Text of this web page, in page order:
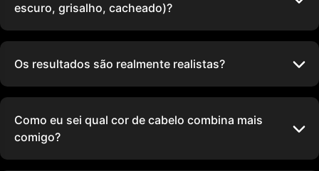
escuro, grisalho, cacheado)?
Os resultados são realmente realistas?
Como eu sei qual cor de cabelo combina mais
comigo?